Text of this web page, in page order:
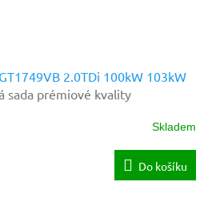
2.0TDi 100kW 103kW
sada prémiové kvality
Skladem
Do košíku